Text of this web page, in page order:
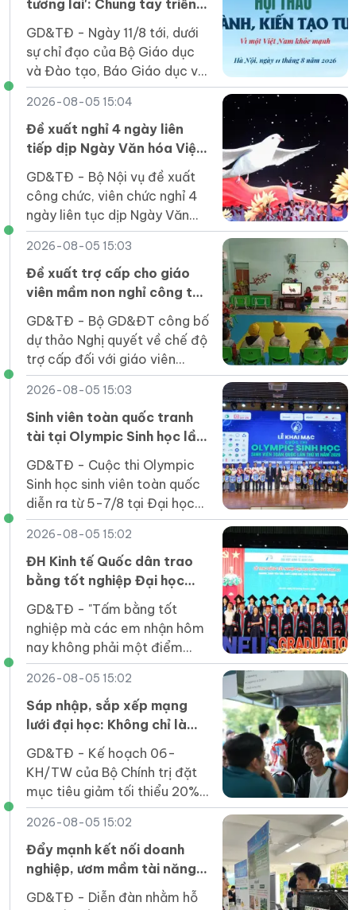
tương lai': Chung tay triển
khai Chương trình Sức khỏe
học đường
GD&TĐ - Ngày 11/8 tới, dưới
sự chỉ đạo của Bộ Giáo dục
và Đào tạo, Báo Giáo dục và
Thời đại tổ chức Hội thảo
“Đồng hành, kiến tạo tương
lai: Vì một Việt Nam khỏe
mạnh”.
2026-08-05 15:04
Đề xuất nghỉ 4 ngày liên
tiếp dịp Ngày Văn hóa Việt
GD&TĐ - Bộ Nội vụ đề xuất
công chức, viên chức nghỉ 4
ngày liên tục dịp Ngày Văn
hóa Việt Nam 2026, từ 21-
24/11, và làm bù vào thứ Bảy
(28/11).
2026-08-05 15:03
Đề xuất trợ cấp cho giáo
viên mầm non nghỉ công tác
chưa được hưởng chế độ
GD&TĐ - Bộ GD&ĐT công bố
dự thảo Nghị quyết về chế độ
trợ cấp đối với giáo viên
mầm non đã nghỉ công tác
chưa được hưởng chế độ.
2026-08-05 15:03
Sinh viên toàn quốc tranh
tài tại Olympic Sinh học lần
GD&TĐ - Cuộc thi Olympic
Sinh học sinh viên toàn quốc
diễn ra từ 5-7/8 tại Đại học
Duy Tân thu hút 164 thí sinh
của 31 cơ sở giáo dục đại học
tham gia.
2026-08-05 15:02
ĐH Kinh tế Quốc dân trao
bằng tốt nghiệp Đại học
chính quy khóa 64 Chương
trình Tiên tiến, Chất lượng
cao, POHE và Phân tích kinh
doanh
GD&TĐ - "Tấm bằng tốt
nghiệp mà các em nhận hôm
nay không phải một điểm
dừng mà là tấm vé để các
em bước vào một sân chơi
rộng lớn hơn".
2026-08-05 15:02
Sáp nhập, sắp xếp mạng
lưới đại học: Không chỉ là
phép cộng cơ học
GD&TĐ - Kế hoạch 06-
KH/TW của Bộ Chính trị đặt
mục tiêu giảm tối thiểu 20%
đầu mối cơ sở giáo dục đại
học công lập trước ngày
1/4/2027.
2026-08-05 15:02
Đẩy mạnh kết nối doanh
nghiệp, ươm mầm tài năng
khởi nghiệp của sinh viên
GD&TĐ - Diễn đàn nhằm hỗ